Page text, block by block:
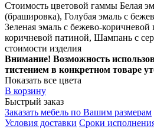
Стоимость цветовой гаммы Белая
(брашировка), Голубая эмаль с
Зеленая эмаль с бежево-
коричневой патиной, Шампань с
стоимости изделия
Внимание! Возможность
тистением в конкретном товаре
Показать все цвета
В корзину
Быстрый заказ
Заказать мебель по Вашим размерам
Условия доставки Сроки